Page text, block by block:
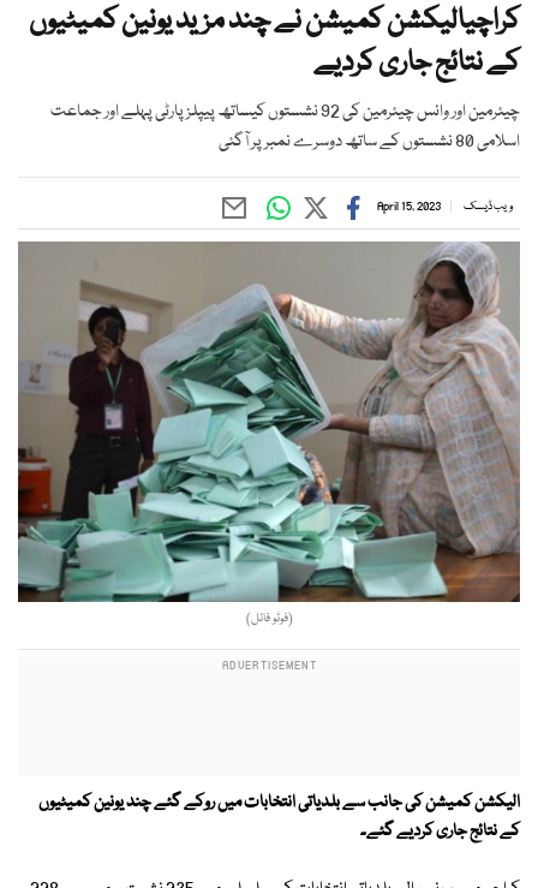
کراچیالیکشن کمیشن نے چند مزید یونین کمیٹیوں
کے نتائج جاری کردیے
چیئرمین اور وائس چیئرمین کی 92 نشستوں کیساتھ پیپلز پارٹی پہلے اور جماعت
اسلامی 80 نشستوں کے ساتھ دوسرے نمبر پر آگئی
ویب ڈیسک April 15, 2023
(فوٹو فائل)
الیکشن کمیشن کی جانب سے بلدیاتی انتخابات میں روکے گئے چند یونین کمیٹیوں
کے نتائج جاری کردیے گئے۔